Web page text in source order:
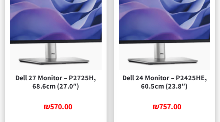
Dell 24 Monitor – P2425HE,
60.5cm (23.8″)
₪757.00
Dell 27 Monitor – P2725H,
68.6cm (27.0″)
₪570.00